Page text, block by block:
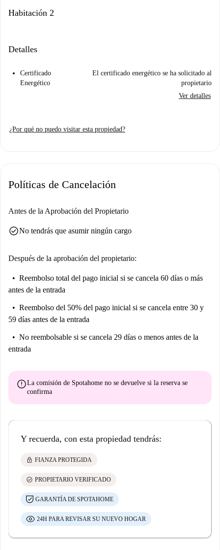
Habitación 2
Detalles
Certificado
Energético
El certificado energético se ha solicitado al
propietario
Ver detalles
¿Por qué no puedo visitar esta propiedad?
Políticas de Cancelación
Antes de la Aprobación del Propietario
check_circleNo tendrás que asumir ningún cargo
Después de la aprobación del propietario:
Reembolso total del pago inicial si se cancela 60 días o más
antes de la entrada
Reembolso del 50% del pago inicial si se cancela entre 30 y
59 días antes de la entrada
No reembolsable si se cancela 29 días o menos antes de la
entrada
errorLa comisión de Spotahome no se devuelve si la reserva se
confirma
Y recuerda, con esta propiedad tendrás:
lock FIANZA PROTEGIDA
check_circle PROPIETARIO VERIFICADO
GARANTÍA DE SPOTAHOME
24H PARA REVISAR SU NUEVO HOGAR